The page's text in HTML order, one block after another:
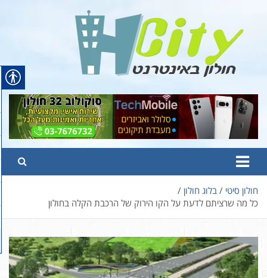
content
Hcity – חולון באינטרנט
פורטל החדשות והמידע של חולון
חולון סיטי
בלוג חולון
כל מה שרציתם לדעת על הקו הירוק של הרכבת הקלה בחולון